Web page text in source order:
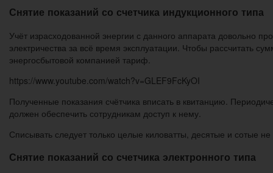
Снятие показаний со счетчика индукционного типа
Учёт израсходованной энергии с данного аппарата довольно
электричества за всё время эксплуатации. Чтобы рассчитать
энергосбытовой компанией тариф.
https://www.youtube.com/watch?v=GLEF9FcKyOI
Полученные показания счётчика вписать в квитанцию.
должен обеспечить сотрудникам доступ к нему.
Списывать следует только целые киловатты, десятые и сотые
Снятие показаний со счетчика электронного типа